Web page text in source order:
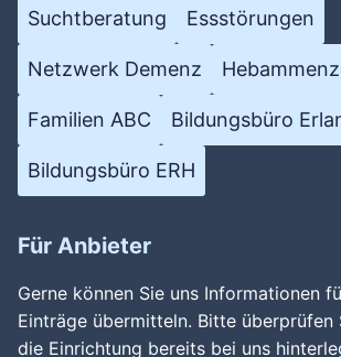
Wird geladen …
Suchtberatung Essstörungen
Netzwerk Demenz
Familien ABC Bildungsbüro
Bildungsbüro ERH
Für Anbieter
Gerne können Sie uns Informationen
Einträge übermitteln. Bitte überprüfen
die Einrichtung bereits bei uns